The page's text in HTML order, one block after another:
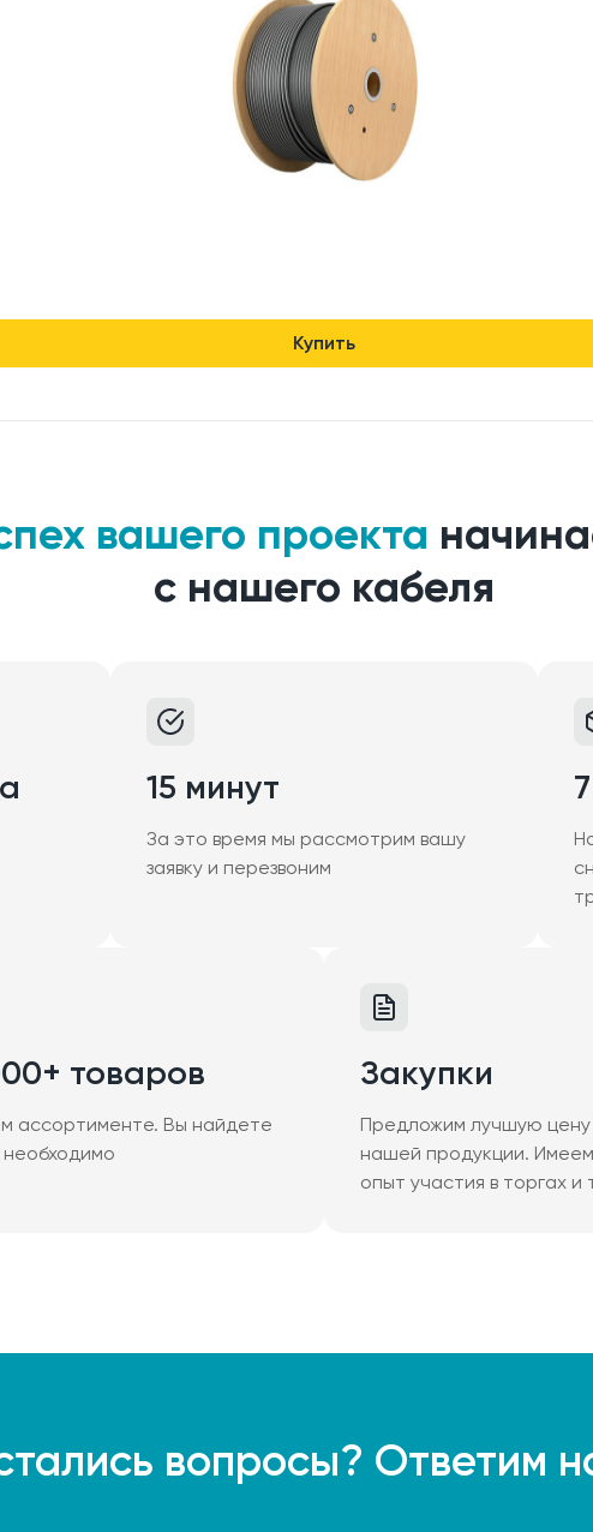
Купить
вашего проекта
с нашего кабеля
15 минут
За это время мы рассмотрим вашу
заявку и перезвоним
товаров
ассортименте. Вы найдете
необходимо
Закупки
Предложим лучшую цену
нашей продукции.
опыт участия в торгах и
вопросы? Ответим